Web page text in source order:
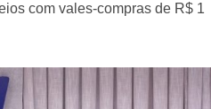
com vales-compras de R$ 1